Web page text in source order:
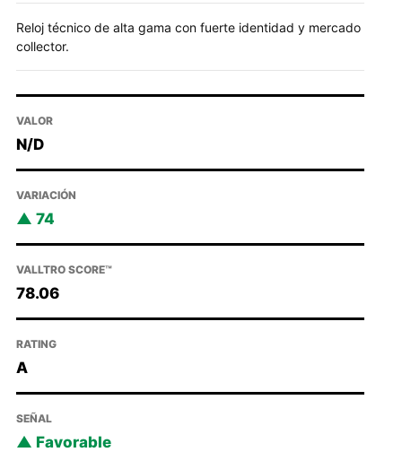
Reloj técnico de alta gama con fuerte identidad y mercado
collector.
VALOR
N/D
VARIACIÓN
74
VALLTRO SCORE™
78.06
RATING
A
SEÑAL
Favorable